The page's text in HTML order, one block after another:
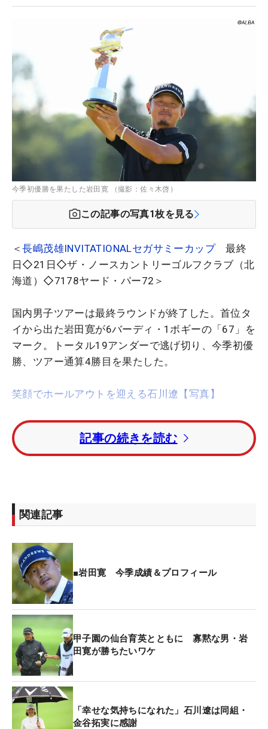
今季初優勝を果たした岩田寛 （撮影：佐々木啓）
この記事の写真1枚を見る
＜長嶋茂雄INVITATIONALセガサミーカップ最終
日◇21日◇ザ・ノースカントリーゴルフクラブ（北
海道）◇7178ヤード・パー72＞
国内男子ツアーは最終ラウンドが終了した。首位タ
イから出た岩田寛が6バーディ・1ボギーの「67」を
マーク。トータル19アンダーで逃げ切り、今季初優
勝、ツアー通算4勝目を果たした。
笑顔でホールアウトを迎える石川遼【写真】
トータル17アンダー・2位に大槻智春。トータル16
アンダー・3位に金谷拓実が入った。
季初のトップ5入りとなった。
記事の続きを読む
関連記事
■岩田寛 今季成績＆プロフィール
甲子園の仙台育英とともに 寡黙な男・岩
田寛が勝ちたいワケ
「幸せな気持ちになれた」石川遼は同組・
金谷拓実に感謝